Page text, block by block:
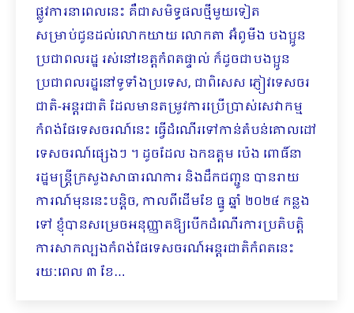
ផ្លូវការនាពេលនេះ គឺជាសមិទ្ធផលថ្មីមួយទៀត
សម្រាប់ជូនដល់លោកយាយ លោកតា អ៊ំពូមីង បងប្អូន
ប្រជាពលរដ្ឋ រស់នៅខេត្តកំពតផ្ទាល់ ក៏ដូចជាបងប្អូន
ប្រជាពលរដ្ឋនៅទូទាំងប្រទេស, ជាពិសេស ភ្ញៀវទេសចរ
ជាតិ-អន្តរជាតិ ដែលមានតម្រូវការប្រើប្រាស់សេវាកម្ម
កំពង់ផែទេសចរណ៍នេះ ធ្វើដំណើរទៅកាន់តំបន់គោលដៅ
ទេសចរណ៍ផ្សេងៗ ។ ដូចដែល ឯកឧត្តម ប៉េង ពោធិ៍នា
រដ្ឋមន្ត្រីក្រសួងសាធារណការ និងដឹកជញ្ជូន បានរាយ
ការណ៍មុននេះបន្តិច, កាលពីដើមខែ ធ្នូ ឆ្នាំ ២០២៤ កន្លង
ទៅ ខ្ញុំបានសម្រេចអនុញ្ញាតឱ្យបើកដំណើរការប្រតិបត្តិ
ការសាកល្បងកំពង់ផែទេសចរណ៍អន្តរជាតិកំពតនេះ
រយៈពេល ៣ ខែ…